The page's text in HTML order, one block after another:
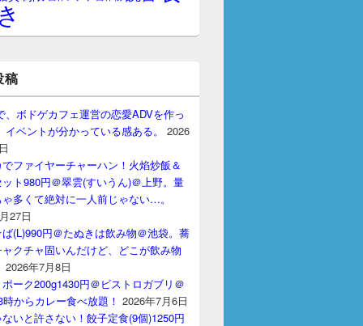
稿
、ボドゲカフェ運営の恋愛ADVを作っ
イベントが分かっている感ある。
2026
ファイヤーチャーハン！火焰炒飯＆
ト980円＠翠雲(すいうん)＠上野。量
多くて絶対に一人前じゃない…。
27日
(L)990円＠たぬきは飲み物＠池袋。蕎
クチャ固いんだけど、どこが飲み物
2026年7月8日
ーク200g1430円＠ビストロガブリ＠
からカレー食べ放題！ 2026年7月6日
いと許さない！餃子定食(9個)1250円